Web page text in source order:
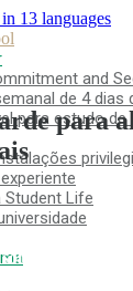
13 languages
and
de 4 dias
para estudo de
Student Life
para
à tarde